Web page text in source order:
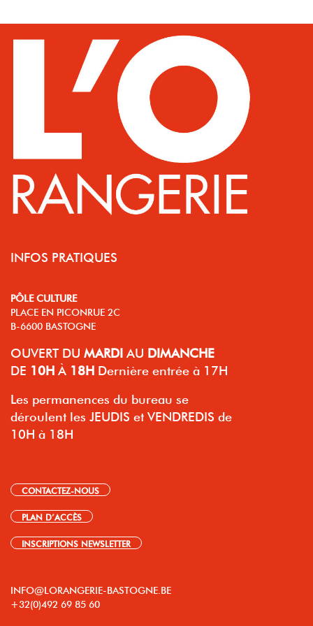
INFOS PRATIQUES
PÔLE CULTURE
PLACE EN PICONRUE 2C
B-6600 BASTOGNE
OUVERT DU MARDI AU DIMANCHE
DE 10H À 18H Dernière entrée à 17H
Les permanences du bureau se
déroulent les JEUDIS et VENDREDIS de
10H à 18H
CONTACTEZ-NOUS
PLAN D’ACCÈS
INSCRIPTIONS NEWSLETTER
INFO@LORANGERIE-BASTOGNE.BE
+32(0)492 69 85 60